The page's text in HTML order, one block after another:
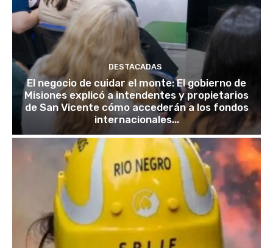
DESTACADAS
El negocio de cuidar el monte: El gobierno de
Misiones explicó a intendentes y propietarios
de San Vicente cómo accederán a los fondos
internacionales...